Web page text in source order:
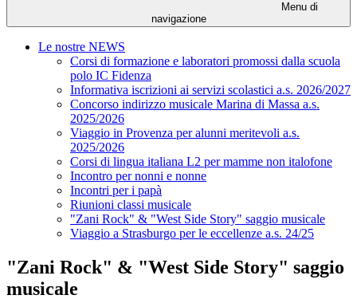
Menu di
navigazione
Le nostre NEWS
Corsi di formazione e laboratori promossi dalla scuola
polo IC Fidenza
Informativa iscrizioni ai servizi scolastici a.s. 2026/2027
Concorso indirizzo musicale Marina di Massa a.s.
2025/2026
Viaggio in Provenza per alunni meritevoli a.s.
2025/2026
Corsi di lingua italiana L2 per mamme non italofone
Incontro per nonni e nonne
Incontri per i papà
Riunioni classi musicale
"Zani Rock" & "West Side Story" saggio musicale
Viaggio a Strasburgo per le eccellenze a.s. 24/25
"Zani Rock" & "West Side Story" saggio
musicale